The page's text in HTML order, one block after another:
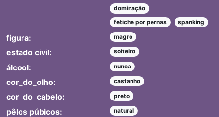
dominação
fetiche por pernas
spanking
figura: magro
estado civil: solteiro
álcool: nunca
cor_do_olho: castanho
cor_do_cabelo: preto
pêlos púbicos: natural